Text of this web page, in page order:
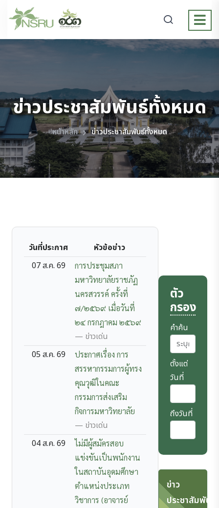
ข่าวประชาสัมพันธ์ทั้งหมด
หน้าหลัก ข่าวประชาสัมพันธ์ทั้งหมด
วันที่ประกาศ
หัวข้อข่าว
07 ส.ค. 69
การประชุมสภา
มหาวิทยาลัยราชภัฏ
นครสวรรค์ ครั้งที่
๗/๒๕๖๙ เมื่อวันที่
๒๔ กรกฎาคม ๒๕๖๙
— ข่าวเด่น
05 ส.ค. 69
ประกาศเรื่อง การ
สรรหากรรมการผู้ทรง
คุณวุฒิในคณะ
กรรมการส่งเสริม
กิจการมหาวิทยาลัย
— ข่าวเด่น
04 ส.ค. 69
ไม่มีผู้สมัครสอบ
แข่งขันเป็นพนักงาน
ในสถาบันอุดมศึกษา
ตำแหน่งประเภท
วิชาการ (อาจารย์
ตัว
กรอง
คำค้น
ตั้งแต่
วันที่
ถึงวันที่
ข่าว
ประชาสัมพันธ์